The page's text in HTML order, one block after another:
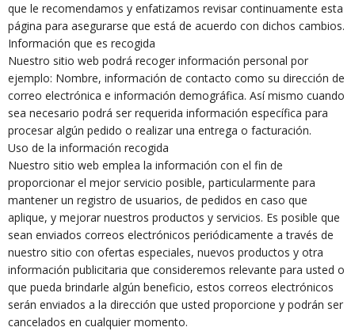
que le recomendamos y enfatizamos revisar continuamente esta
página para asegurarse que está de acuerdo con dichos cambios.
Información que es recogida
Nuestro sitio web podrá recoger información personal por
ejemplo: Nombre, información de contacto como su dirección de
correo electrónica e información demográfica. Así mismo cuando
sea necesario podrá ser requerida información específica para
procesar algún pedido o realizar una entrega o facturación.
Uso de la información recogida
Nuestro sitio web emplea la información con el fin de
proporcionar el mejor servicio posible, particularmente para
mantener un registro de usuarios, de pedidos en caso que
aplique, y mejorar nuestros productos y servicios. Es posible que
sean enviados correos electrónicos periódicamente a través de
nuestro sitio con ofertas especiales, nuevos productos y otra
información publicitaria que consideremos relevante para usted o
que pueda brindarle algún beneficio, estos correos electrónicos
serán enviados a la dirección que usted proporcione y podrán ser
cancelados en cualquier momento.